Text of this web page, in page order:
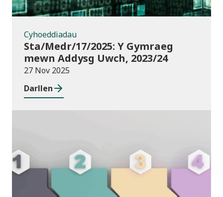
Cyhoeddiadau
Sta/Medr/17/2025: Y Gymraeg
mewn Addysg Uwch, 2023/24
27 Nov 2025
Darllen
Cyhoeddiadau